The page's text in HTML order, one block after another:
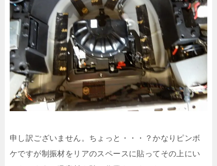
申し訳ございません。ちょっと・・・？かなりピンボ
ケですが制振材をリアのスペースに貼ってその上にい